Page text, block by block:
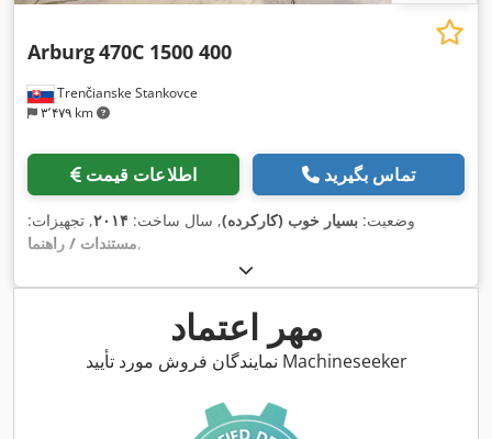
Trenčianske Stankovce
۳٬۴۷۹ km
Arburg470C 1500 400
اطلاعات قیمت تماس بگیرید
وضعیت: بسیار خوب (کارکرده), سال ساخت: ۲۰۱۴, تجهیزات:
مستندات / راهنما,
مهر اعتماد
نمایندگان فروش مورد تأیید Machineseeker